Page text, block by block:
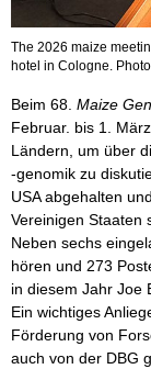
The 2026 maize
hotel in Cologne.
Beim 68. Maize
Februar. bis 1.
Ländern, um über
-genomik zu
USA abgehalten
Vereinigen Staaten
Neben sechs
hören und 273
in diesem Jahr Joe
Ein wichtiges
Förderung von
auch von der DBG